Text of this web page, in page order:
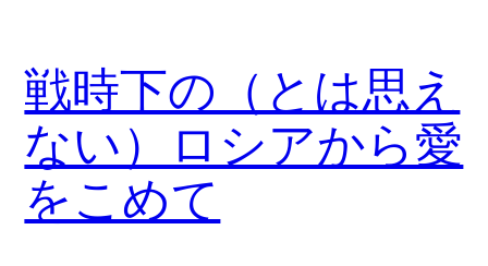
戦時下の（とは思え
ない）ロシアから愛
をこめて